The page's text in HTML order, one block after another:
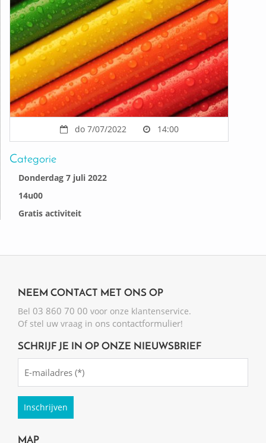
do 7/07/2022 14:00
Categorie
Donderdag 7 juli 2022
14u00
Gratis activiteit
NEEM CONTACT MET ONS OP
Bel 03 860 70 00 voor onze klantenservice.
Of stel uw vraag in ons contactformulier!
SCHRIJF JE IN OP ONZE NIEUWSBRIEF
(Required)
MAP